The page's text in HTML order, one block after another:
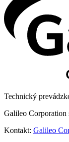
Technický
Galileo Corporation
Kontakt: Galileo